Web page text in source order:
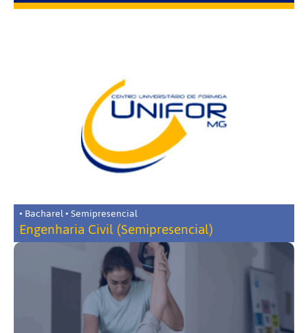
• Bacharel • Semipresencial
Engenharia Civil (Semipresencial)